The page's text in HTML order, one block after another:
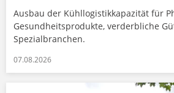
Ausbau der Kühllogistikkapazität für
Gesundheitsprodukte, verderbliche
Spezialbranchen.
07.08.2026